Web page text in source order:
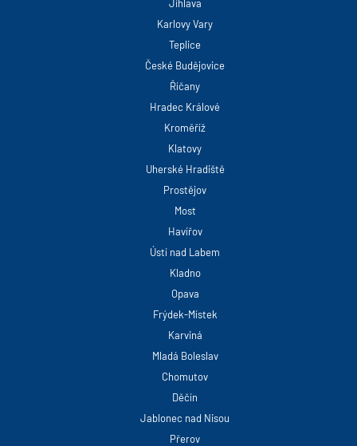
Jihlava
Karlovy Vary
Teplice
České Budějovice
Říčany
Hradec Králové
Kroměříž
Klatovy
Uherské Hradiště
Prostějov
Most
Havířov
Ústí nad Labem
Kladno
Opava
Frýdek-Místek
Karviná
Mladá Boleslav
Chomutov
Děčín
Jablonec nad Nisou
Přerov